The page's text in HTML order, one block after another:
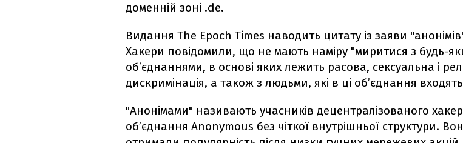
доменній зоні .de.
Видання The Epoch Times наводить цитату із заяви
Хакери повідомили, що не мають наміру "миритися з будь-
об’єднаннями, в основі яких лежить расова, сексуальна і
дискримінація, а також з людьми, які в ці об’єднання
"Анонімами" називають учасників децентралізованого
об’єднання Anonymous без чіткої внутрішньої структури.